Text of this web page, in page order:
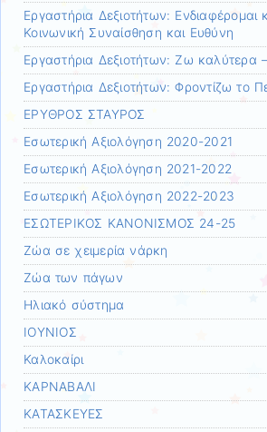
Εργαστήρια Δεξιοτήτων: Ενδιαφέρομαι
Κοινωνική Συναίσθηση και Ευθύνη
Εργαστήρια Δεξιοτήτων: Ζω καλύτερα
Εργαστήρια Δεξιοτήτων: Φροντίζω το
ΕΡΥΘΡΟΣ ΣΤΑΥΡΟΣ
Εσωτερική Αξιολόγηση 2020-2021
Εσωτερική Αξιολόγηση 2021-2022
Εσωτερική Αξιολόγηση 2022-2023
ΕΣΩΤΕΡΙΚΟΣ ΚΑΝΟΝΙΣΜΟΣ 24-25
Ζώα σε χειμερία νάρκη
Ζώα των πάγων
Ηλιακό σύστημα
ΙΟΥΝΙΟΣ
Καλοκαίρι
ΚΑΡΝΑΒΑΛΙ
ΚΑΤΑΣΚΕΥΕΣ